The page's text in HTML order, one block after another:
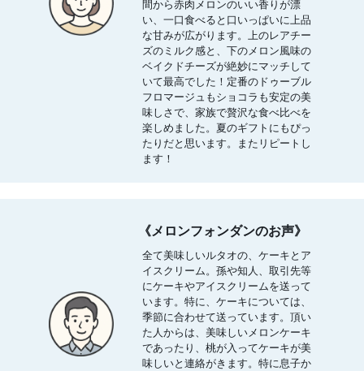
間から赤肉メロンのいい香りが漂
い、一口食べると口いっぱいに上品
な甘みが広がります。上のレアチー
ズのミルク感と、下のメロン風味の
ベイクドチーズが絶妙にマッチして
いて最高でした！定番のドゥーブル
フロマージュもショコラも安定の美
味しさで、家族で贅沢な食べ比べを
楽しめました。夏のギフトにもぴっ
たりだと思います。またリピートし
ます！
《メロンフォンダンのお声》
全て美味しいルタオの、ケーキとア
イスクリーム。孫や知人、取引先等
にケーキやアイスクリームを送って
います。特に、ケーキについては、
季節に合わせて送っています。頂い
た人からは、美味しいメロンケーキ
であったり、桃が入ってケーキが美
味しいと連絡がきます。特に息子か